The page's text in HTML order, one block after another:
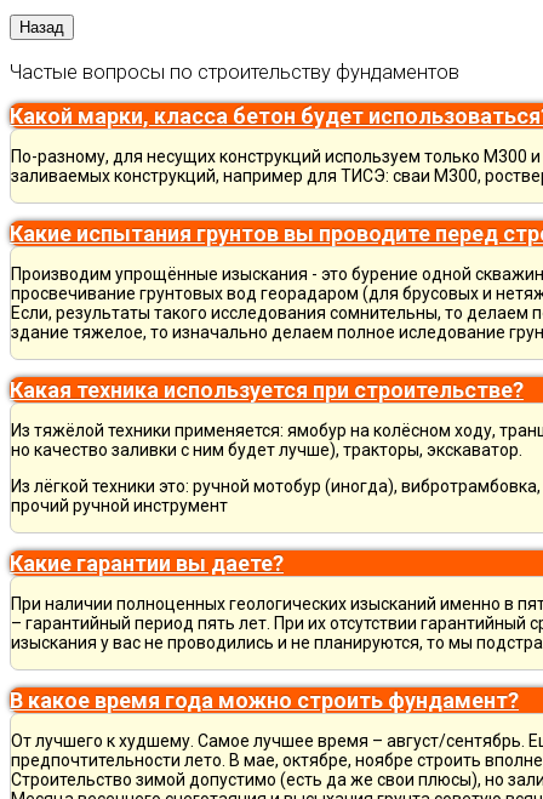
Частые вопросы по строительству фундаментов
Какой марки, класса бетон будет
По-разному, для несущих конструкций используем только М300
заливаемых конструкций, например для ТИСЭ: сваи М300,
Какие испытания грунтов вы проводите перед
Производим упрощённые изыскания - это бурение одной
просвечивание грунтовых вод георадаром (для брусовых и
Если, результаты такого исследования сомнительны, то
здание тяжелое, то изначально делаем полное иследование
Какая техника используется при строительстве?
Из тяжёлой техники применяется: ямобур на колёсном ходу,
но качество заливки с ним будет лучше), тракторы, экскаватор.
Из лёгкой техники это: ручной мотобур (иногда),
прочий ручной инструмент
Какие гарантии вы даете?
При наличии полноценных геологических изысканий именно в
– гарантийный период пять лет. При их отсутствии гарантийный
изыскания у вас не проводились и не планируются, то мы
В какое время года можно строить фундамент?
От лучшего к худшему. Самое лучшее время – август/сентябрь.
предпочтительности лето. В мае, октябре, ноябре строить
Строительство зимой допустимо (есть да же свои плюсы), но